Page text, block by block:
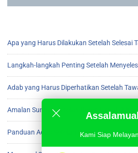
Apa yang Harus Dilakukan Setelah Selesai
Langkah-langkah Penting Setelah
Adab yang Harus Diperhatikan Setelah
Amalan Sunnah Setelah Beres Tawaf di
Panduan Adab Setelah Menyelesaikan
Kami Siap